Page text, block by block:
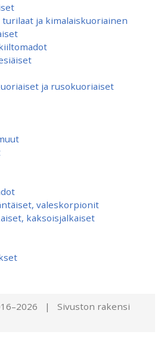
ja kimalaiskuoriainen
ja rusokuoriaiset
valeskorpionit
kaksoisjalkaiset
| Sivuston rakensi